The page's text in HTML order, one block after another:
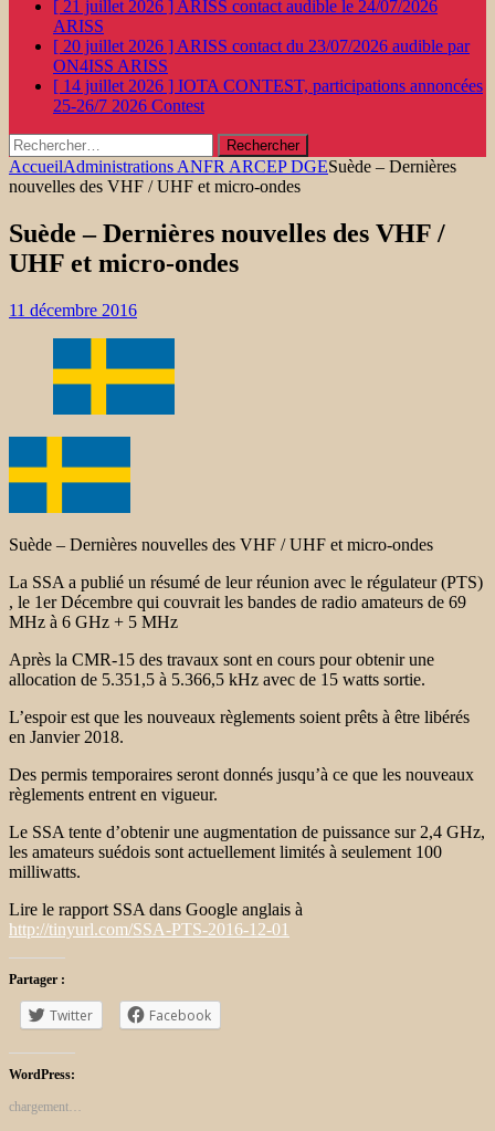
[ 21 juillet 2026 ] ARISS contact audible le 24/07/2026
ARISS
[ 20 juillet 2026 ] ARISS contact du 23/07/2026 audible par
ON4ISS ARISS
[ 14 juillet 2026 ] IOTA CONTEST, participations annoncées
25-26/7 2026 Contest
Rechercher :
AccueilAdministrations ANFR ARCEP DGESuède – Dernières
nouvelles des VHF / UHF et micro-ondes
Suède – Dernières nouvelles des VHF /
UHF et micro-ondes
11 décembre 2016
Suède – Dernières nouvelles des VHF / UHF et micro-ondes
La SSA a publié un résumé de leur réunion avec le régulateur (PTS)
, le 1er Décembre qui couvrait les bandes de radio amateurs de 69
MHz à 6 GHz + 5 MHz
Après la CMR-15 des travaux sont en cours pour obtenir une
allocation de 5.351,5 à 5.366,5 kHz avec de 15 watts sortie.
L’espoir est que les nouveaux règlements soient prêts à être libérés
en Janvier 2018.
Des permis temporaires seront donnés jusqu’à ce que les nouveaux
règlements entrent en vigueur.
Le SSA tente d’obtenir une augmentation de puissance sur 2,4 GHz,
les amateurs suédois sont actuellement limités à seulement 100
milliwatts.
Lire le rapport SSA dans Google anglais à
http://tinyurl.com/SSA-PTS-2016-12-01
Partager :
Twitter Facebook
WordPress:
chargement…